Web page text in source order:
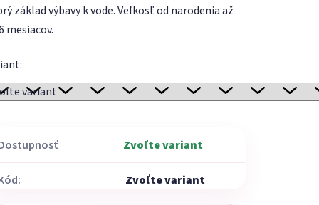
základ výbavy k vode. Veľkosť od narodenia až
mesiacov.
Zvoľte variant
Zvoľte variant